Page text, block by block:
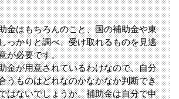
金はもちろんのこと、国の補助金や東
っかりと調べ、受け取れるものを見逃
が必要です。
金が用意されているわけなので、自分
うものはどれなのかなかなか判断でき
はないでしょうか。補助金は自分で申